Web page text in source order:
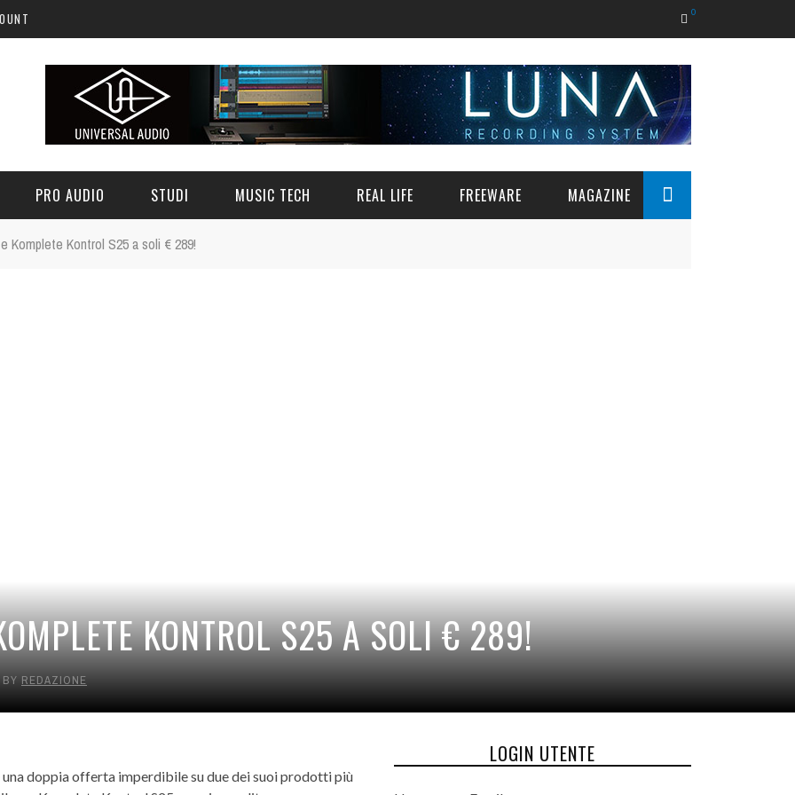
0
PRO AUDIO STUDI MUSIC TECH REAL LIFE FREEWARE MAGAZINE
Komplete Kontrol S25 a soli € 289!
KONTROL S25 A SOLI € 289!
BY REDAZIONE
doppia offerta imperdibile su due dei suoi prodotti più
LOGIN UTENTE